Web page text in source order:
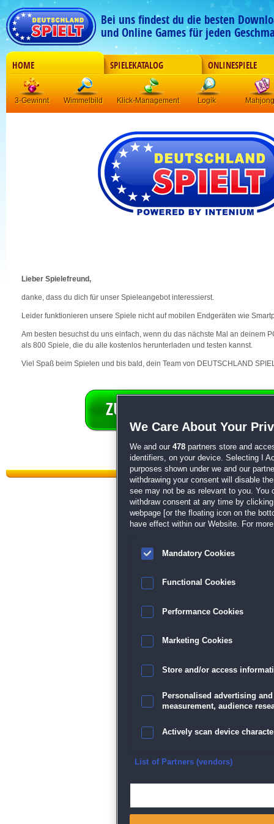
Bei uns findest du die besten
und Online Games für jeden
HOME SPIELEKATALOG ONLINESPIELE
3-Gewinnt Wimmelbild Klick-Management Logik Mahjong
Lieber Spielefreund,
danke, dass du dich für unser Spieleangebot interessierst.
Leider funktionieren unsere Spiele nicht auf mobilen Endgeräten wie
Am besten besuchst du uns einfach, wenn du das nächste Mal an deinem
als 800 Spiele, die du alle kostenlos herunterladen und testen kannst.
Viel Spaß beim Spielen und bis bald, dein Team von DEUTSCHLAND
Datenschutz| AGB|Impressum
We Care About Your
We and our 478 partners store and
identifiers, on your device. Selecting I
purposes shown under we and our
withdrawing your consent will disable
see may not be as relevant to you. You
withdraw consent at any time by
webpage [or the floating icon on the
have effect within our Website. For
Mandatory Cookies
Functional Cookies
Performance Cookies
Marketing Cookies
Store and/or access
Personalised advertising
measurement, audience
Actively scan device
Ensure security, prevent
List of Partners (vendors)